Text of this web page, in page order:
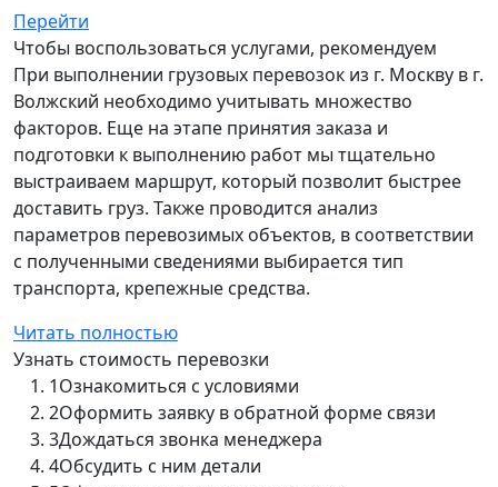
Перейти
Чтобы воспользоваться услугами, рекомендуем
При выполнении грузовых перевозок из г. Москву в г.
Волжский необходимо учитывать множество
факторов. Еще на этапе принятия заказа и
подготовки к выполнению работ мы тщательно
выстраиваем маршрут, который позволит быстрее
доставить груз. Также проводится анализ
параметров перевозимых объектов, в соответствии
с полученными сведениями выбирается тип
транспорта, крепежные средства.
Читать полностью
Узнать стоимость перевозки
1Ознакомиться с условиями
2Оформить заявку в обратной форме связи
3Дождаться звонка менеджера
4Обсудить с ним детали